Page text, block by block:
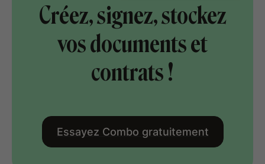
Créez, signez, stockez
vos documents et
contrats !
Essayez Combo gratuitement